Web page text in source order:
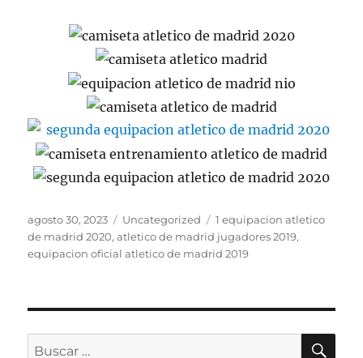
Publicado
el
agosto 30, 2023 Categorías
Uncategorized Etiquetas
1 equipacion atletico
de madrid 2020,atletico de madrid jugadores 2019,
equipacion oficial atletico de madrid 2019
Buscar